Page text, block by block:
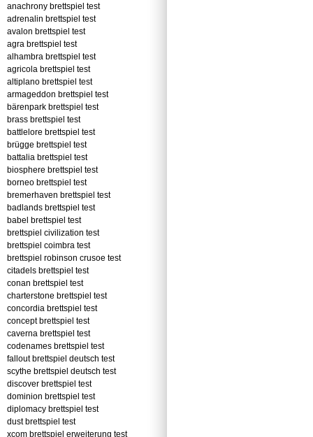
anachrony brettspiel test
adrenalin brettspiel test
avalon brettspiel test
agra brettspiel test
alhambra brettspiel test
agricola brettspiel test
altiplano brettspiel test
armageddon brettspiel test
bärenpark brettspiel test
brass brettspiel test
battlelore brettspiel test
brügge brettspiel test
battalia brettspiel test
biosphere brettspiel test
borneo brettspiel test
bremerhaven brettspiel test
badlands brettspiel test
babel brettspiel test
brettspiel civilization test
brettspiel coimbra test
brettspiel robinson crusoe test
citadels brettspiel test
conan brettspiel test
charterstone brettspiel test
concordia brettspiel test
concept brettspiel test
caverna brettspiel test
codenames brettspiel test
fallout brettspiel deutsch test
scythe brettspiel deutsch test
discover brettspiel test
dominion brettspiel test
diplomacy brettspiel test
dust brettspiel test
xcom brettspiel erweiterung test